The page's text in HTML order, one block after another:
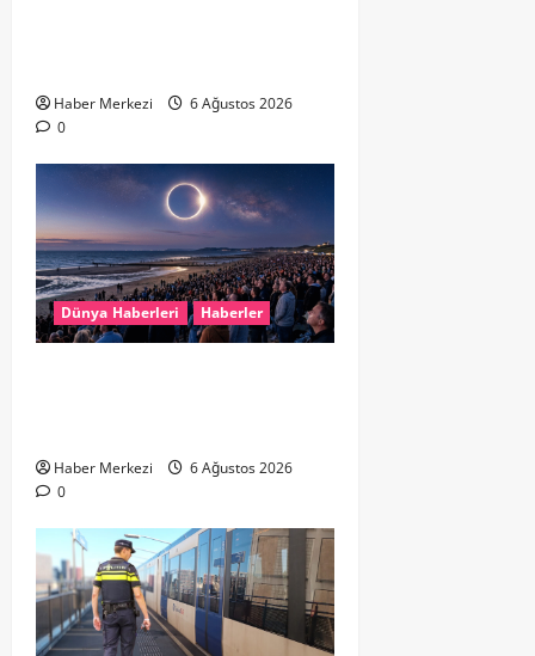
Haber Merkezi
6 Ağustos 2026
0
Dünya Haberleri Haberler
Haber Merkezi
6 Ağustos 2026
0